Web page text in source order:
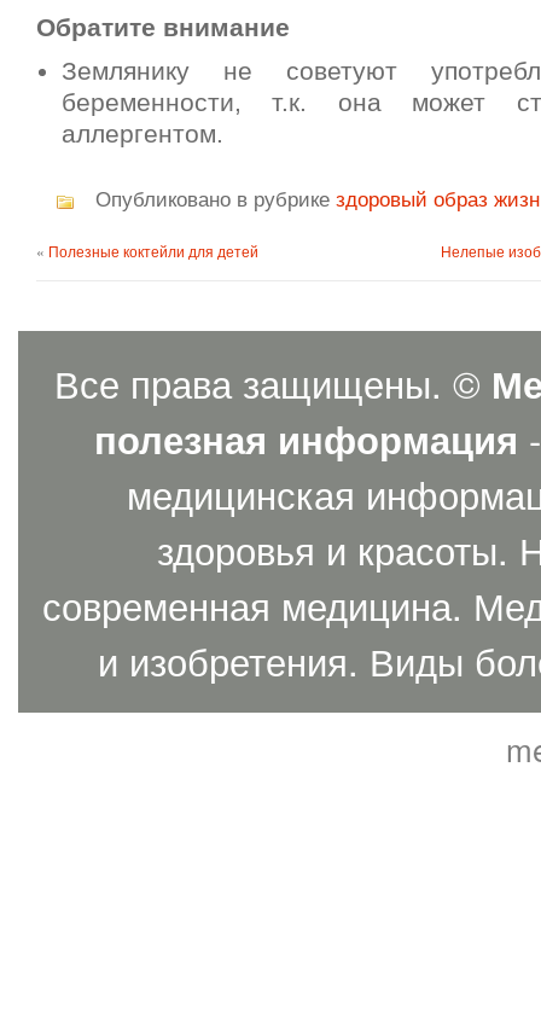
Обратите внимание
Землянику не советуют
беременности, т.к. она может
аллергентом.
Опубликовано в рубрике здоровый образ
« Полезные коктейли для детей Нелепые
Все права защищены. ©
полезная информация
медицинская
здоровья и красоты.
современная медицина.
и изобретения. Виды